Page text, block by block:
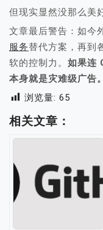
但现实显然没那么美
文章最后警告：如今
服务替代方案，再到
软的控制力。 如果连
本身就是灾难级广告。
浏览量: 65
相关文章：